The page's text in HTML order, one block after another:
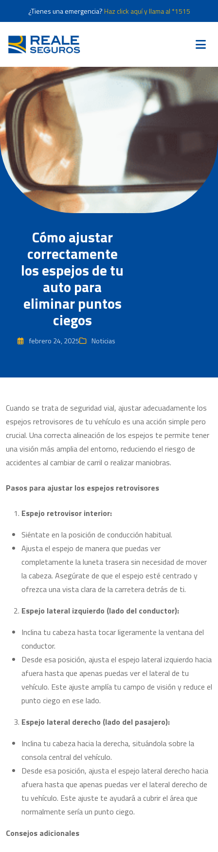
¿Tienes una emergencia? Haz click aquí y llama al *1515
Cómo ajustar
correctamente
los espejos de tu
auto para
eliminar puntos
ciegos
febrero 24, 2025 Noticias
Cuando se trata de seguridad vial, ajustar adecuadamente los
espejos retrovisores de tu vehículo es una acción simple pero
crucial. Una correcta alineación de los espejos te permite tener
una visión más amplia del entorno, reduciendo el riesgo de
accidentes al cambiar de carril o realizar maniobras.
Pasos para ajustar los espejos retrovisores
Espejo retrovisor interior:
Siéntate en la posición de conducción habitual.
Ajusta el espejo de manera que puedas ver
completamente la luneta trasera sin necesidad de mover
la cabeza. Asegúrate de que el espejo esté centrado y
ofrezca una vista clara de la carretera detrás de ti.
Espejo lateral izquierdo (lado del conductor):
Inclina tu cabeza hasta tocar ligeramente la ventana del
conductor.
Desde esa posición, ajusta el espejo lateral izquierdo hacia
afuera hasta que apenas puedas ver el lateral de tu
vehículo. Este ajuste amplía tu campo de visión y reduce el
punto ciego en ese lado.
Espejo lateral derecho (lado del pasajero):
Inclina tu cabeza hacia la derecha, situándola sobre la
consola central del vehículo.
Desde esa posición, ajusta el espejo lateral derecho hacia
afuera hasta que apenas puedas ver el lateral derecho de
tu vehículo. Este ajuste te ayudará a cubrir el área que
normalmente sería un punto ciego.
Consejos adicionales